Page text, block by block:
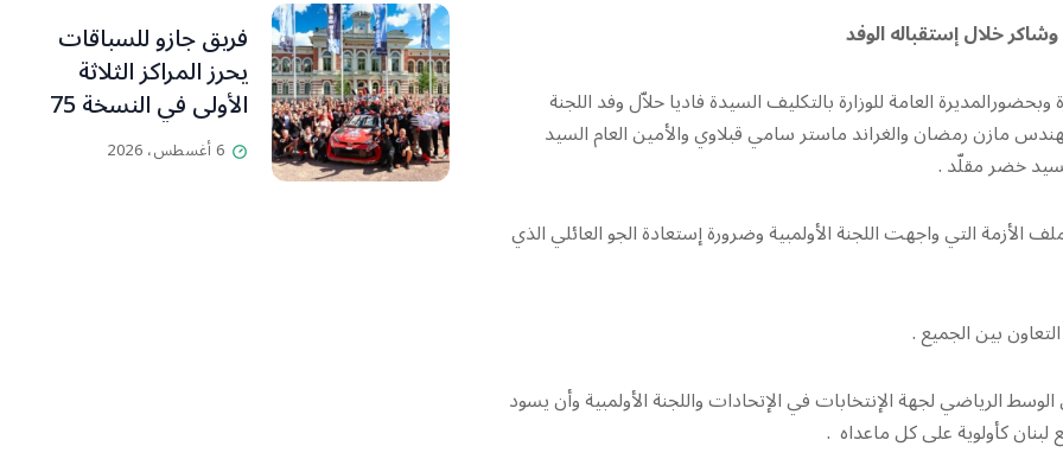
خلال إستقباله الوفد
العامة للوزارة بالتكليف السيدة فاديا حلاّل وفد اللجنة
مازن رمضان والغراند ماستر سامي قبلاوي والأمين العام السيد
خضر مقلّد .
الأزمة التي واجهت اللجنة الأولمبية وضرورة إستعادة الجو العائلي الذي
الرياضي لجهة الإنتخابات في الإتحادات واللجنة الأولمبية وأن يسود
كأولوية على كل ماعداه .
فريق جازو للسباقات
يحرز المراكز الثلاثة
الأولى في النسخة 75
من رالي فنلندا
6 أغسطس، 2026